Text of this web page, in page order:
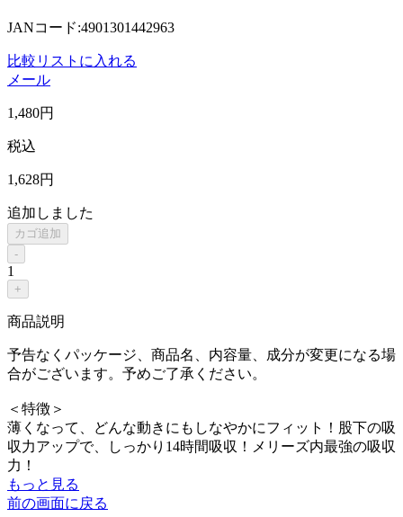
JANコード:4901301442963
比較リストに入れる
メール
1,480円
税込
1,628円
追加しました
カゴ追加
-
1
+
商品説明
予告なくパッケージ、商品名、内容量、成分が変更になる場
合がございます。予めご了承ください。
＜特徴＞
薄くなって、どんな動きにもしなやかにフィット！股下の吸
収力アップで、しっかり14時間吸収！メリーズ内最強の吸収
力！
もっと見る
前の画面に戻る